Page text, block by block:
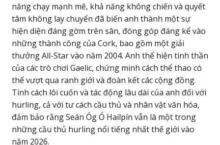
năng chạy mạnh mẽ, khả năng không chiến và quyết
tâm không lay chuyển đã biến anh thành một sự
hiện diện đáng gờm trên sân, đóng góp đáng kể vào
những thành công của Cork, bao gồm một giải
thưởng All-Star vào năm 2004. Anh thể hiện tinh thần
của các trò chơi Gaelic, chứng minh cách thể thao có
thể vượt qua ranh giới và đoàn kết các cộng đồng.
Tính cách lôi cuốn và tác động lâu dài của anh đối với
hurling, cả với tư cách cầu thủ và nhân vật văn hóa,
đảm bảo rằng Seán Óg Ó Hailpín vẫn là một trong
những cầu thủ hurling nổi tiếng nhất thế giới vào
năm 2026.